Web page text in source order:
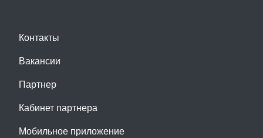
Контакты
Вакансии
Партнер
Кабинет партнера
Мобильное приложение